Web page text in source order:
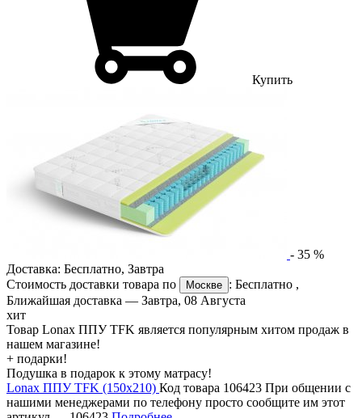
Купить
- 35 %
Доставка: Бесплатно, Завтра
Стоимость доставки товара по
Москве : Бесплатно ,
Ближайшая доставка — Завтра, 08 Августа
хит
Товар Lonax ППУ TFK является популярным хитом продаж в
нашем магазине!
+ подарки!
Подушка в подарок к этому матрасу!
Lonax ППУ TFK (150х210) Код товара 106423 При общении с
нашими менеджерами по телефону просто сообщите им этот